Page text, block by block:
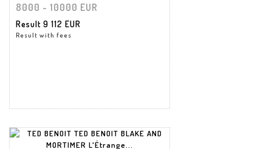
8000 - 10000 EUR
Result 9 112 EUR
Result with fees